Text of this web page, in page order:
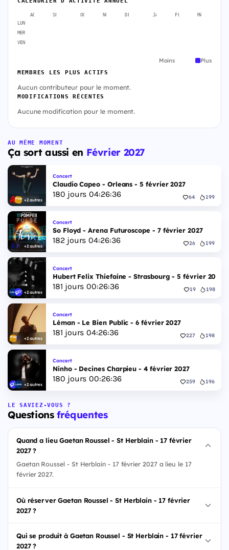
AOÛT SEPT. OCT. NOV. DÉC. JANV. FÉVR. MARS
LUN
MER
VEN
Moins Plus
MEMBRES LES PLUS ACTIFS
Aucun contributeur pour le moment.
MODIFICATIONS RÉCENTES
Aucune modification pour le moment.
AU MÊME MOMENT
Ça sort aussi en Février 2027
+2 autres
Concert
Claudio Capeo - Orleans - 5 février 2027
180 jours 04:26:35 64 199
+2 autres
Concert
So Floyd - Arena Futuroscope - 7 février 2027
182jours 04:26:35 26 199
+2 autres
Concert
Hubert Felix Thiefaine - Strasbourg - 5 février 2027
181 jours 00:26:35 19 198
+2 autres
Concert
Léman - Le Bien Public - 6 février 2027
181 jours 04:26:35 227 198
+2 autres
Concert
Ninho - Decines Charpieu - 4 février 2027
180 jours 00:26:35 259 196
LE SAVIEZ-VOUS ?
Questionsfréquentes
Quand a lieu Gaetan Roussel - St Herblain - 17 février
2027 ?
Gaetan Roussel - St Herblain - 17 février 2027 a lieu le 17
février 2027.
Où réserver Gaetan Roussel - St Herblain - 17 février
2027 ?
Qui se produit à Gaetan Roussel - St Herblain - 17 février
2027 ?